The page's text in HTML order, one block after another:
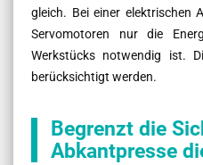
gleich. Bei einer elektrischen
Servomotoren nur die
Werkstücks notwendig ist.
berücksichtigt werden.
Begrenzt die
Abkantpresse